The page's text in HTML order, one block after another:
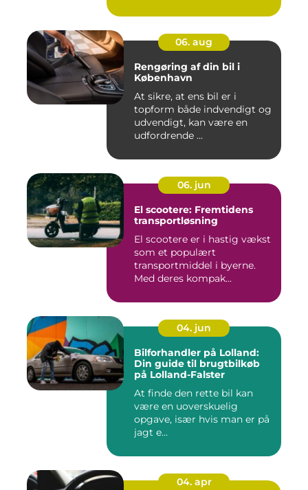
06. aug
Rengøring af din bil i
København
At sikre, at ens bil er i
topform både indvendigt og
udvendigt, kan være en
udfordrende ...
06. jun
El scootere: Fremtidens
transportløsning
El scootere er i hastig vækst
som et populært
transportmiddel i byerne.
Med deres kompak...
04. jun
Bilforhandler på Lolland:
Din guide til brugtbilkøb
på Lolland-Falster
At finde den rette bil kan
være en uoverskuelig
opgave, især hvis man er på
jagt e...
04. apr